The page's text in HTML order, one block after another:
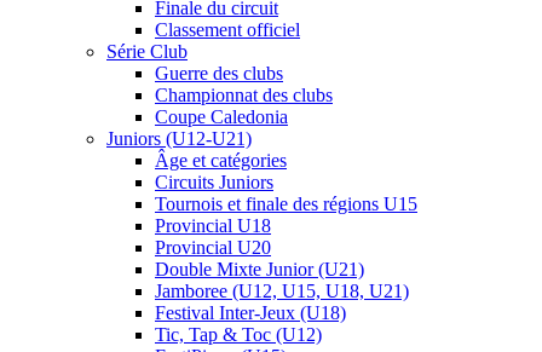
Finale du circuit
Classement officiel
Série Club
Guerre des clubs
Championnat des clubs
Coupe Caledonia
Juniors (U12-U21)
Âge et catégories
Circuits Juniors
Tournois et finale des régions U15
Provincial U18
Provincial U20
Double Mixte Junior (U21)
Jamboree (U12, U15, U18, U21)
Festival Inter-Jeux (U18)
Tic, Tap & Toc (U12)